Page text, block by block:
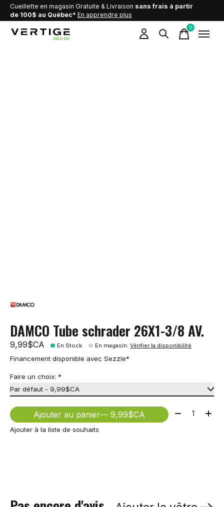
Cueillette en magasin Gratuite & Livraison sans frais à partir
de 100$ au Québec* En apprendre plus
0items
DAMCO Tube schrader 26X1-3/8 AV.
9,99$CA En Stock En magasin:Vérifier la disponibilité
Financement disponible avec Sezzle*
Faire un choix: *
Ajouter au panier — 9,99$CA Quantité:
Ajouter à la liste de souhaits